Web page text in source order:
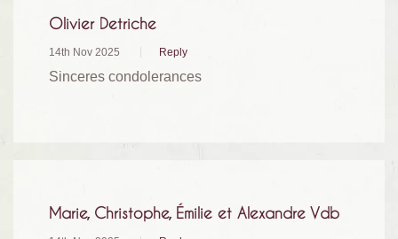
Olivier Detriche
14th Nov 2025 Reply
Sinceres condolerances
Marie, Christophe, Émilie et Alexandre Vdb